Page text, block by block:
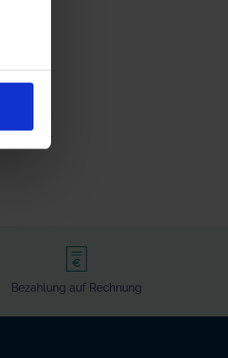
Bezahlung auf Rechnung